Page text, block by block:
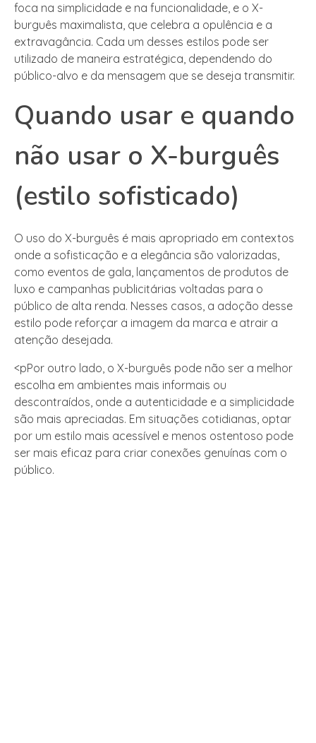
foca na simplicidade e na funcionalidade, e o X-
burguês maximalista, que celebra a opulência e a
extravagância. Cada um desses estilos pode ser
utilizado de maneira estratégica, dependendo do
público-alvo e da mensagem que se deseja transmitir.
Quando usar e quando
não usar o X-burguês
(estilo sofisticado)
O uso do X-burguês é mais apropriado em contextos
onde a sofisticação e a elegância são valorizadas,
como eventos de gala, lançamentos de produtos de
luxo e campanhas publicitárias voltadas para o
público de alta renda. Nesses casos, a adoção desse
estilo pode reforçar a imagem da marca e atrair a
atenção desejada.
<pPor outro lado, o X-burguês pode não ser a melhor
escolha em ambientes mais informais ou
descontraídos, onde a autenticidade e a simplicidade
são mais apreciadas. Em situações cotidianas, optar
por um estilo mais acessível e menos ostentoso pode
ser mais eficaz para criar conexões genuínas com o
público.